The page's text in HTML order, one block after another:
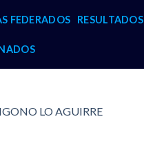
FEDERADOS RESULTADOS
LO AGUIRRE